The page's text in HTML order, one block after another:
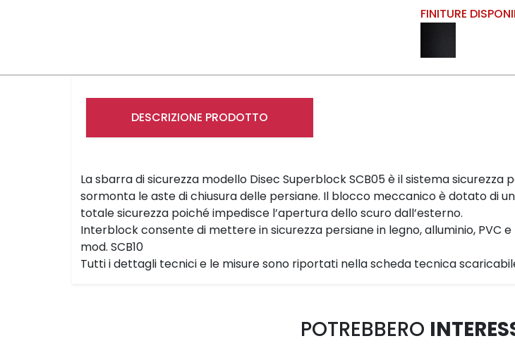
FINITURE
DESCRIZIONE PRODOTTO
La sbarra di sicurezza modello Disec Superblock SCB05 è il sistema
sormonta le aste di chiusura delle persiane. Il blocco meccanico è dotato di
totale sicurezza poiché impedisce l’apertura dello scuro dall’esterno.
Interblock consente di mettere in sicurezza persiane in legno, alluminio, PVC
mod. SCB10
Tutti i dettagli tecnici e le misure sono riportati nella scheda tecnica
POTREBBERO